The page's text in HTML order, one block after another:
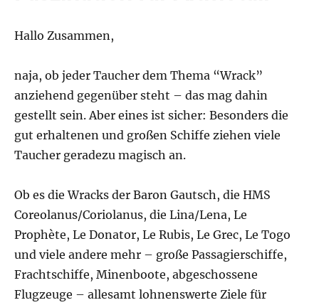
Hallo Zusammen,
naja, ob jeder Taucher dem Thema “Wrack”
anziehend gegenüber steht – das mag dahin
gestellt sein. Aber eines ist sicher: Besonders die
gut erhaltenen und großen Schiffe ziehen viele
Taucher geradezu magisch an.
Ob es die Wracks der Baron Gautsch, die HMS
Coreolanus/Coriolanus, die Lina/Lena, Le
Prophète, Le Donator, Le Rubis, Le Grec, Le Togo
und viele andere mehr – große Passagierschiffe,
Frachtschiffe, Minenboote, abgeschossene
Flugzeuge – allesamt lohnenswerte Ziele für